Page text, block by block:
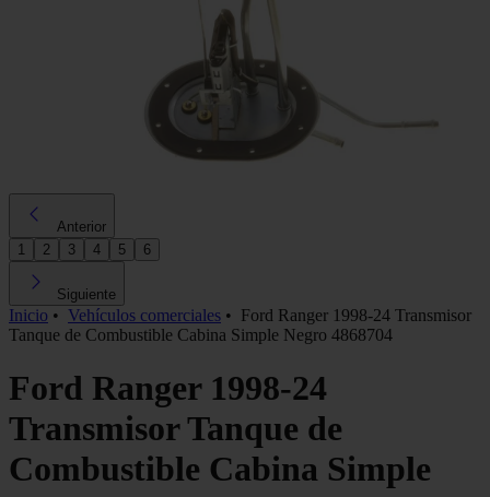
Anterior
1
2 3 4 5 6
Siguiente
Inicio • Vehículos comerciales • Ford Ranger 1998-24 Transmisor
Tanque de Combustible Cabina Simple Negro 4868704
Ford Ranger 1998-24
Transmisor Tanque de
Combustible Cabina Simple